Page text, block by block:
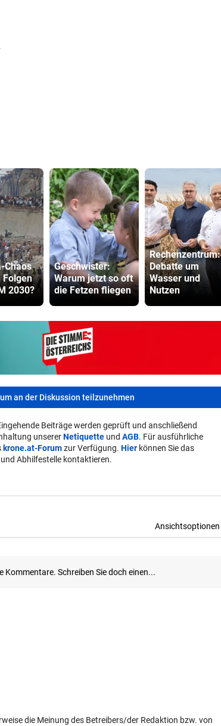
Chaos
Folgen
2030?
Geschwister:
Warum jetzt so oft
die Fetzen fliegen
Rechenzentrum:
Debatte um
Wasser und
Nutzen
an der Diskussion teilzunehmen
Beiträge werden geprüft und anschließend
unsererNetiquette und AGB. Für ausführliche
krone.at-Forumzur Verfügung. Hier können Sie das
Abhilfestelle kontaktieren.
die Meinung des Betreibers/der Redaktion bzw. von